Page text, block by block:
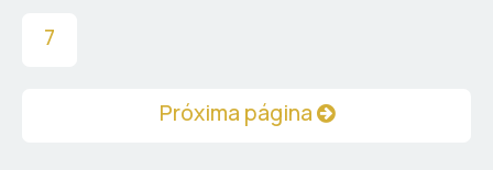
7
Próxima página